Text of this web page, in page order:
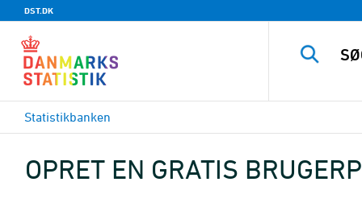
DST.DK
Statistikbanken
OPRET EN GRATIS